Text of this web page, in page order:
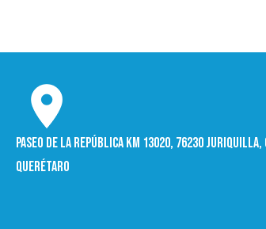
Paseo de la República Km 13020, 76230
Querétaro